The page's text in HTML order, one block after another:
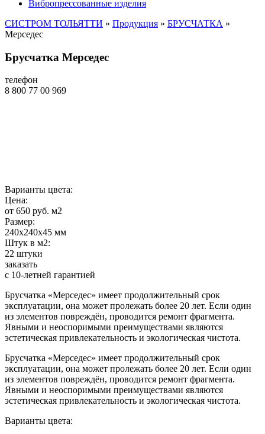
Вибропрессованные изделия
СИСТРОМ ТОЛЬЯТТИ » Продукция » БРУСЧАТКА »
Мерседес
Брусчатка Мерседес
телефон
8 800 77 00 969
Варианты цвета:
Цена:
от 650 руб. м2
Размер:
240х240х45 мм
Штук в м2:
22 штуки
заказать
с 10-летней гарантией
Брусчатка «Мерседес» имеет продолжительный срок
эксплуатации, она может пролежать более 20 лет. Если один
из элементов повреждён, проводится ремонт фрагмента.
Явными и неоспоримыми преимуществами являются
эстетическая привлекательность и экологическая чистота.
Брусчатка «Мерседес» имеет продолжительный срок
эксплуатации, она может пролежать более 20 лет. Если один
из элементов повреждён, проводится ремонт фрагмента.
Явными и неоспоримыми преимуществами являются
эстетическая привлекательность и экологическая чистота.
Варианты цвета: